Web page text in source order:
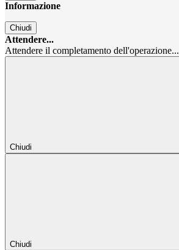
Informazione
Chiudi
Attendere...
Attendere il completamento dell'operazione...
Chiudi
Chiudi